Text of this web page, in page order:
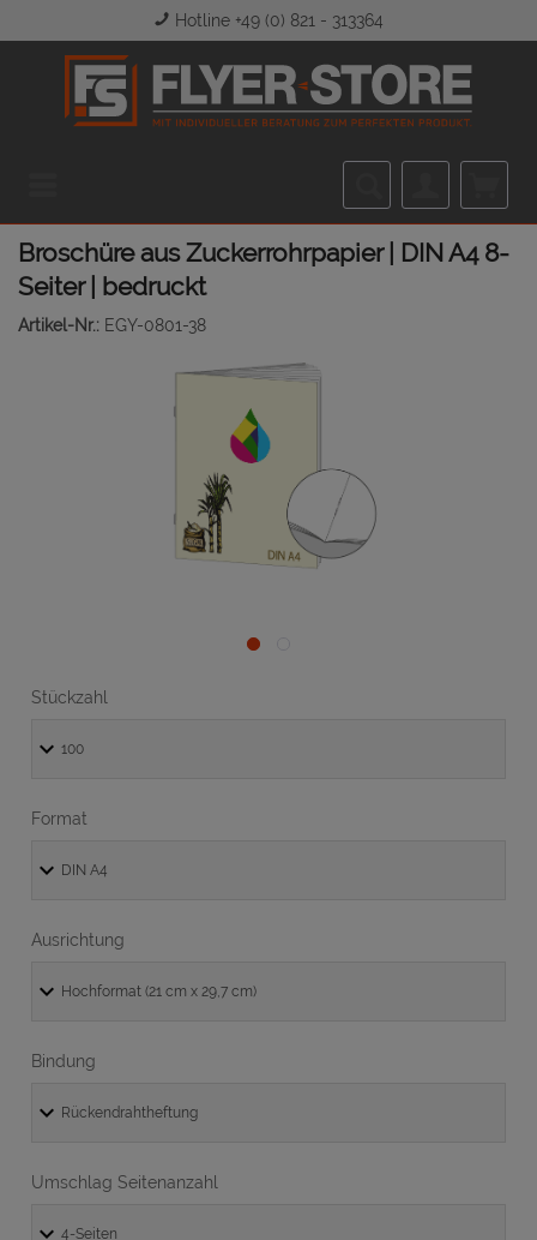
Hotline +49 (0) 821 - 313364
Broschüre aus Zuckerrohrpapier | DIN A4 8-
Seiter | bedruckt
Artikel-Nr.: EGY-0801-38
Stückzahl
Format
Ausrichtung
Bindung
Umschlag Seitenanzahl